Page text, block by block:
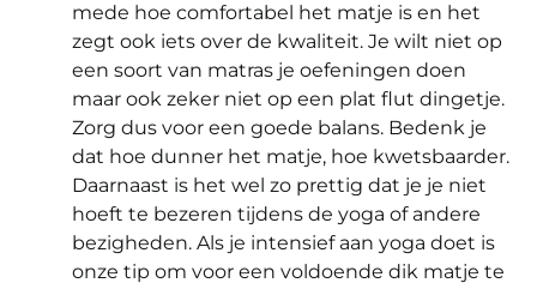
mede hoe comfortabel het matje is en het
zegt ook iets over de kwaliteit. Je wilt niet op
een soort van matras je oefeningen doen
maar ook zeker niet op een plat flut dingetje.
Zorg dus voor een goede balans. Bedenk je
dat hoe dunner het matje, hoe kwetsbaarder.
Daarnaast is het wel zo prettig dat je je niet
hoeft te bezeren tijdens de yoga of andere
bezigheden. Als je intensief aan yoga doet is
onze tip om voor een voldoende dik matje te